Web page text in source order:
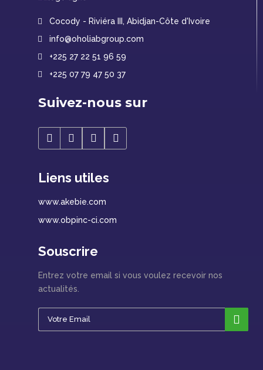
Cocody - Riviéra III, Abidjan-Côte d'Ivoire
info@oholiabgroup.com
+225 27 22 51 96 59
+225 07 79 47 50 37
Suivez-nous sur
Liens utiles
www.akebie.com
www.obpinc-ci.com
Souscrire
Entrez votre email si vous voulez recevoir nos
actualités.